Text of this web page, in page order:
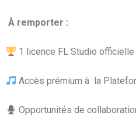
À remporter :
1 licence FL Studio officielle
Accès prémium à la
Opportunités de